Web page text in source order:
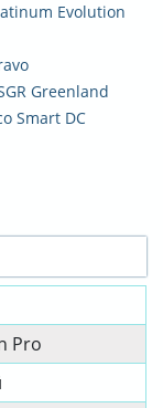
Pro
Evolution
Greenland
Smart DC